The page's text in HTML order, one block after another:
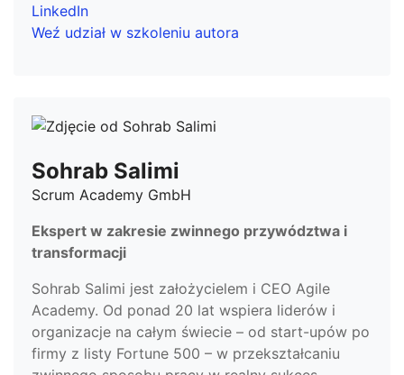
LinkedIn
Weź udział w szkoleniu autora
Sohrab Salimi
Scrum Academy GmbH
Ekspert w zakresie zwinnego przywództwa i
transformacji
Sohrab Salimi jest założycielem i CEO Agile
Academy. Od ponad 20 lat wspiera liderów i
organizacje na całym świecie – od start-upów po
firmy z listy Fortune 500 – w przekształcaniu